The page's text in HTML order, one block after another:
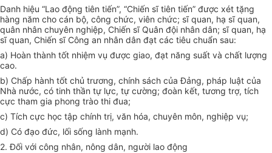
Danh hiệu “Lao động tiên tiến”, “Chiến sĩ tiên tiến” được xét tặng
hàng năm cho cán bộ, công chức, viên chức; sĩ quan, hạ sĩ quan,
quân nhân chuyên nghiệp, Chiến sĩ Quân đội nhân dân; sĩ quan, hạ
sĩ quan, Chiến sĩ Công an nhân dân đạt các tiêu chuẩn sau:
a) Hoàn thành tốt nhiệm vụ được giao, đạt năng suất và chất lượng
cao.
b) Chấp hành tốt chủ trương, chính sách của Đảng, pháp luật của
Nhà nước, có tinh thần tự lực, tự cường; đoàn kết, tương trợ, tích
cực tham gia phong trào thi đua;
c) Tích cực học tập chính trị, văn hóa, chuyên môn, nghiệp vụ;
d) Có đạo đức, lối sống lành mạnh.
2. Đối với công nhân, nông dân, người lao động